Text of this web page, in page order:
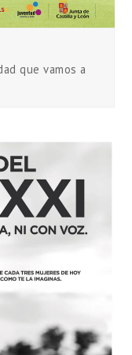
que vamos a